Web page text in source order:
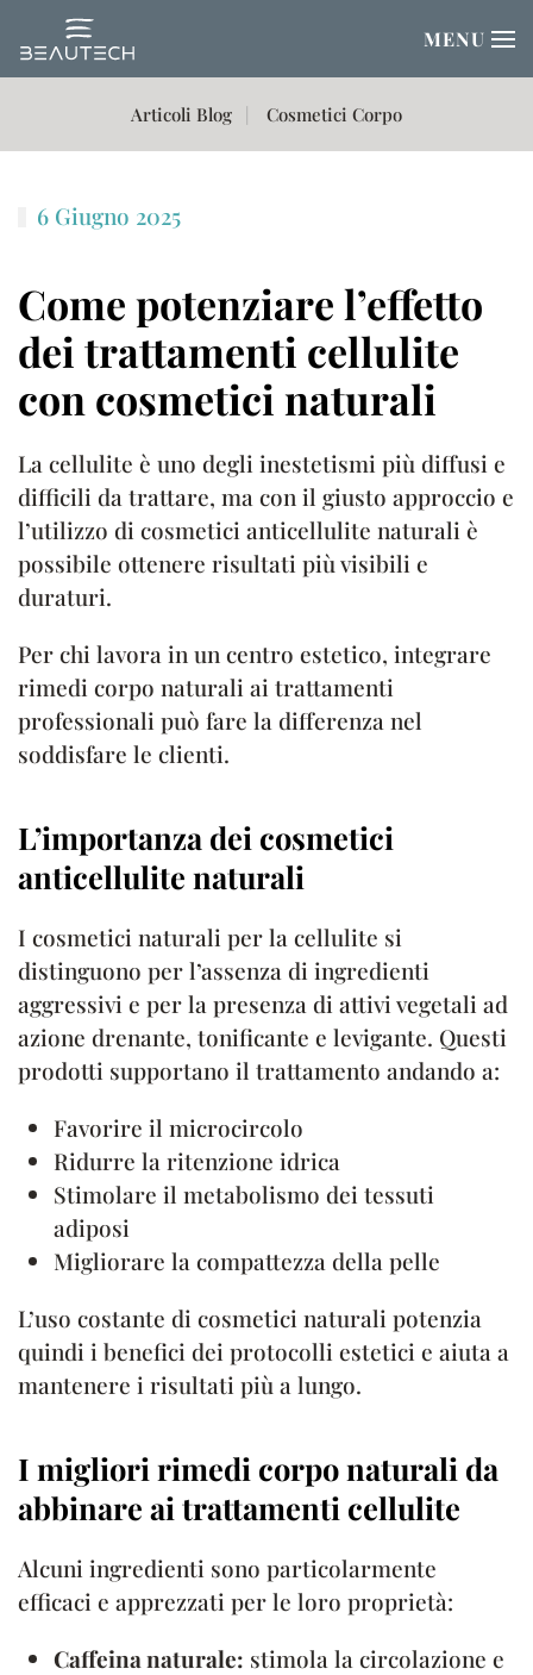
Passa al contenuto principale
MENU
Articoli Blog Cosmetici Corpo
6 Giugno 2025
Come potenziare l’effetto
dei trattamenti cellulite
con cosmetici naturali
La cellulite è uno degli inestetismi più diffusi e
difficili da trattare, ma con il giusto approccio e
l’utilizzo di cosmetici anticellulite naturali è
possibile ottenere risultati più visibili e
duraturi.
Per chi lavora in un centro estetico, integrare
rimedi corpo naturali ai trattamenti
professionali può fare la differenza nel
soddisfare le clienti.
L’importanza dei cosmetici
anticellulite naturali
I cosmetici naturali per la cellulite si
distinguono per l’assenza di ingredienti
aggressivi e per la presenza di attivi vegetali ad
azione drenante, tonificante e levigante. Questi
prodotti supportano il trattamento andando a:
Favorire il microcircolo
Ridurre la ritenzione idrica
Stimolare il metabolismo dei tessuti
adiposi
Migliorare la compattezza della pelle
L’uso costante di cosmetici naturali potenzia
quindi i benefici dei protocolli estetici e aiuta a
mantenere i risultati più a lungo.
I migliori rimedi corpo naturali da
abbinare ai trattamenti cellulite
Alcuni ingredienti sono particolarmente
efficaci e apprezzati per le loro proprietà:
Caffeina naturale: stimola la circolazione e